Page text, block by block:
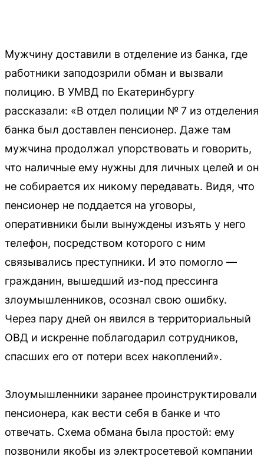
Мужчину доставили в отделение из банка, где
работники заподозрили обман и вызвали
полицию. В УМВД по Екатеринбургу
рассказали: «В отдел полиции № 7 из отделения
банка был доставлен пенсионер. Даже там
мужчина продолжал упорствовать и говорить,
что наличные ему нужны для личных целей и он
не собирается их никому передавать. Видя, что
пенсионер не поддается на уговоры,
оперативники были вынуждены изъять у него
телефон, посредством которого с ним
связывались преступники. И это помогло —
гражданин, вышедший из-под прессинга
злоумышленников, осознал свою ошибку.
Через пару дней он явился в территориальный
ОВД и искренне поблагодарил сотрудников,
спасших его от потери всех накоплений».
Злоумышленники заранее проинструктировали
пенсионера, как вести себя в банке и что
отвечать. Схема обмана была простой: ему
позвонили якобы из электросетевой компании